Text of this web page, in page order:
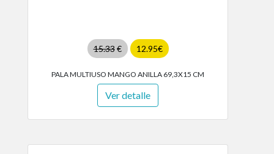
15.33€ 12.95€
PALA MULTIUSO MANGO ANILLA 69,3X15 CM
Ver detalle